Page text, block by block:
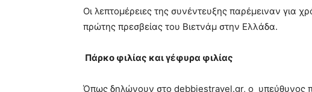
Οι λεπτομέρειες της συνέντευξης παρέμειναν για
πρώτης πρεσβείας του Βιετνάμ στην Ελλάδα.
Πάρκο φιλίας και γέφυρα φιλίας
Όπως δηλώνουν στο debbiestravel.gr, ο υπεύθυνος